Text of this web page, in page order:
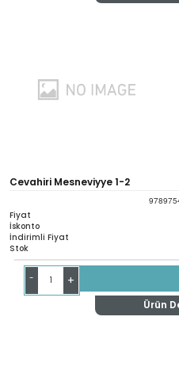
Cevahiri Mesneviyye 1-2
Fiyat
İskonto
İndirimli Fiyat
Stok
- +
Ürün